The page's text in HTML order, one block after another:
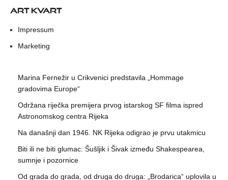
ART KVART
Impressum
Marketing
Marina Fernežir u Crikvenici predstavila „Hommage
gradovima Europe“
Održana riječka premijera prvog istarskog SF filma ispred
Astronomskog centra Rijeka
Na današnji dan 1946. NK Rijeka odigrao je prvu utakmicu
Biti ili ne biti glumac: Šušljik i Šivak između Shakespearea,
sumnje i pozornice
Od grada do grada, od druga do druga: „Brodarica“ uplovila u